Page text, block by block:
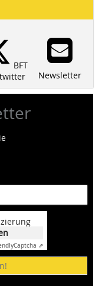
BFT
Newsletter
Captcha ⇗